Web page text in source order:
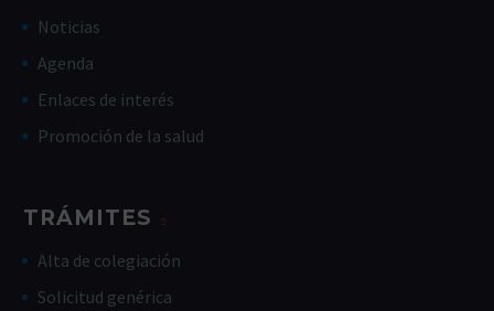
Noticias
Agenda
Enlaces de interés
Promoción de la salud
TRÁMITES
Alta de colegiación
Solicitud genérica